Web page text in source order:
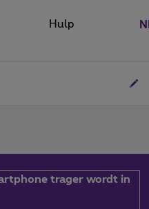
Hulp
trager wordt in